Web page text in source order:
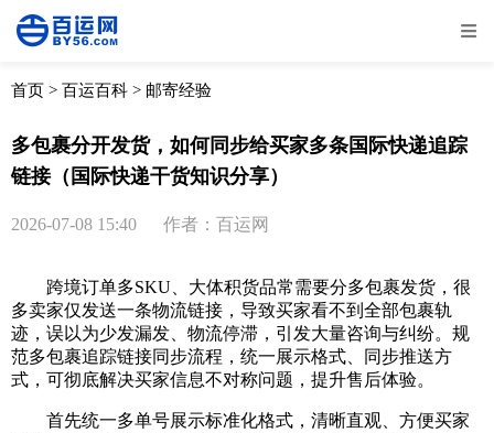
全部 物流资讯
取消
首页 > 百运百科 > 邮寄经验
多包裹分开发货，如何同步给买家多条国际快递追踪
链接（国际快递干货知识分享）
2026-07-08 15:40 作者：百运网
跨境订单多SKU、大体积货品常需要分多包裹发货，很
多卖家仅发送一条物流链接，导致买家看不到全部包裹轨
迹，误以为少发漏发、物流停滞，引发大量咨询与纠纷。规
范多包裹追踪链接同步流程，统一展示格式、同步推送方
式，可彻底解决买家信息不对称问题，提升售后体验。
首先统一多单号展示标准化格式，清晰直观、方便买家